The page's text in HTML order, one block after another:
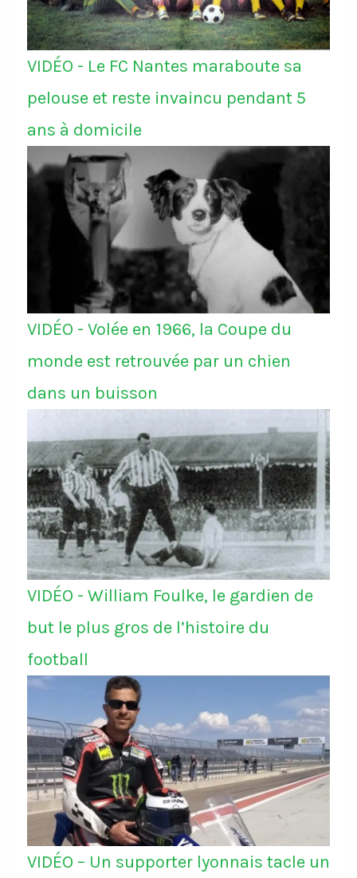
VIDÉO - Le FC Nantes maraboute sa
pelouse et reste invaincu pendant 5
ans à domicile
VIDÉO - Volée en 1966, la Coupe du
monde est retrouvée par un chien
dans un buisson
VIDÉO - William Foulke, le gardien de
but le plus gros de l’histoire du
football
VIDÉO – Un supporter lyonnais tacle un